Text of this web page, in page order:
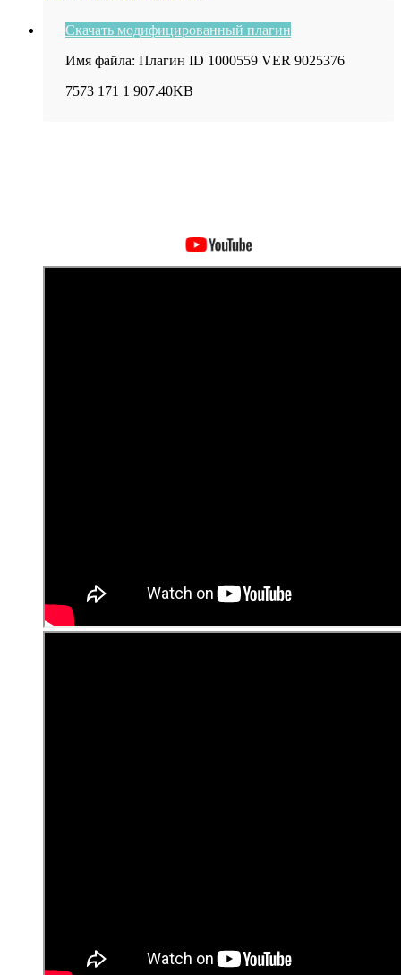
Скачать модифицированный плагин
Имя файла: Плагин ID 1000559 VER 9025376
7573 171 1 907.40KB